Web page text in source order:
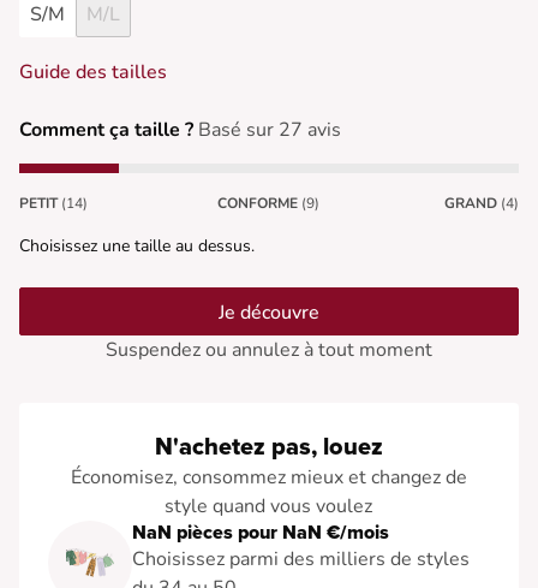
S/M M/L
Guide des tailles
Comment ça taille ? Basé sur 27 avis
PETIT (14) CONFORME (9) GRAND (4)
Choisissez une taille au dessus.
Je découvre
Suspendez ou annulez à tout moment
N'achetez pas, louez
Économisez, consommez mieux et changez de
style quand vous voulez
NaN pièces pour NaN €/mois
Choisissez parmi des milliers de styles